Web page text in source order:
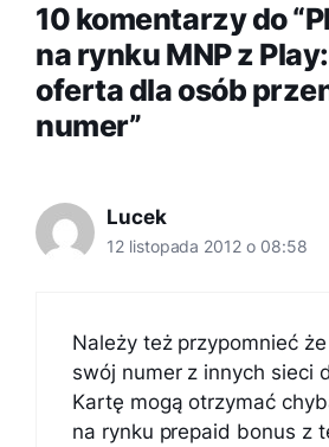
10 komentarzy do
na rynku MNP z
oferta dla osób
numer”
Lucek
12 listopada 2012 o 08:58
Należy też przypomnieć
swój numer z innych sieci
Kartę mogą otrzymać
na rynku prepaid bonus z